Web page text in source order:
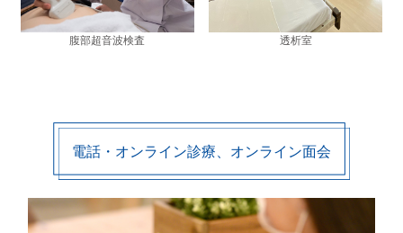
腹部超音波検査 透析室
電話・オンライン診療、オンライン面会